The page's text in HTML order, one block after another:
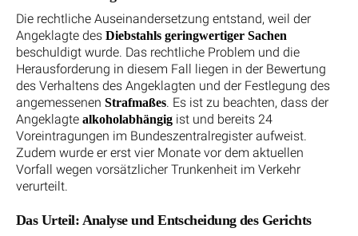
Die rechtliche Auseinandersetzung entstand, weil der
Angeklagte des Diebstahls geringwertiger Sachen
beschuldigt wurde. Das rechtliche Problem und die
Herausforderung in diesem Fall liegen in der Bewertung
des Verhaltens des Angeklagten und der Festlegung des
angemessenen Strafmaßes. Es ist zu beachten, dass der
Angeklagte alkoholabhängig ist und bereits 24
Voreintragungen im Bundeszentralregister aufweist.
Zudem wurde er erst vier Monate vor dem aktuellen
Vorfall wegen vorsätzlicher Trunkenheit im Verkehr
verurteilt.
Das Urteil: Analyse und Entscheidung des Gerichts